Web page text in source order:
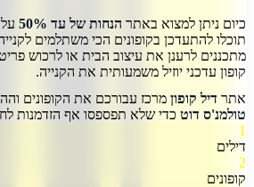
כיום ניתן למצוא באתר הנחות של עד 50%
תוכלו להתעדכן בקופונים הכי משתלמים
מתכננים לרענן את עיצוב הבית או לרכוש
קופון עדכני יוזיל משמעותית את הקנייה.
אתר דיל קופון מרכז עבורכם את הקופונים
טולמנ'ס דוט כדי שלא תפספסו אף הזדמנות
1
דילים
2
קופונים